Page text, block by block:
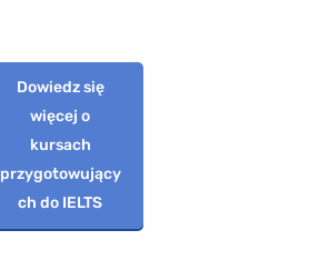
Dowiedz się
więcej o
kursach
przygotowujący
ch do IELTS